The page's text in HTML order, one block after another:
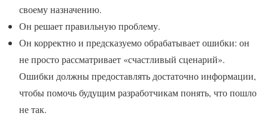
своему назначению.
Он решает правильную проблему.
Он корректно и предсказуемо обрабатывает ошибки: он
не просто рассматривает «счастливый сценарий».
Ошибки должны предоставлять достаточно информации,
чтобы помочь будущим разработчикам понять, что пошло
не так.